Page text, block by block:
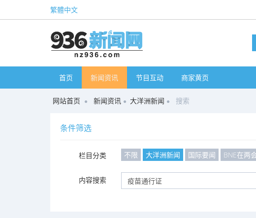
繁體中文
首页 新闻资讯 节目互动 商家黄页
网站首页 新闻资讯 大洋洲新闻 搜索
条件筛选
栏目分类 不限 大洋洲新闻 国际要闻 BNE在两
内容搜索